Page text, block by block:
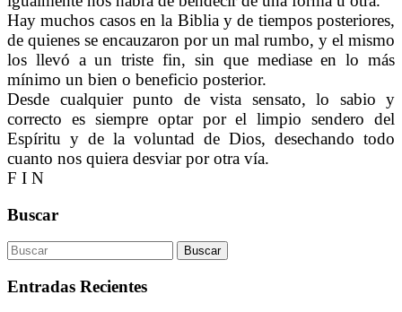
Hay muchos casos en la Biblia y de tiempos posteriores,
de quienes se encauzaron por un mal rumbo, y el mismo
los llevó a un triste fin, sin que mediase en lo más
mínimo un bien o beneficio posterior.
Desde cualquier punto de vista sensato, lo sabio y
correcto es siempre optar por el limpio sendero del
Espíritu y de la voluntad de Dios, desechando todo
cuanto nos quiera desviar por otra vía.
F I N
Buscar
Entradas Recientes